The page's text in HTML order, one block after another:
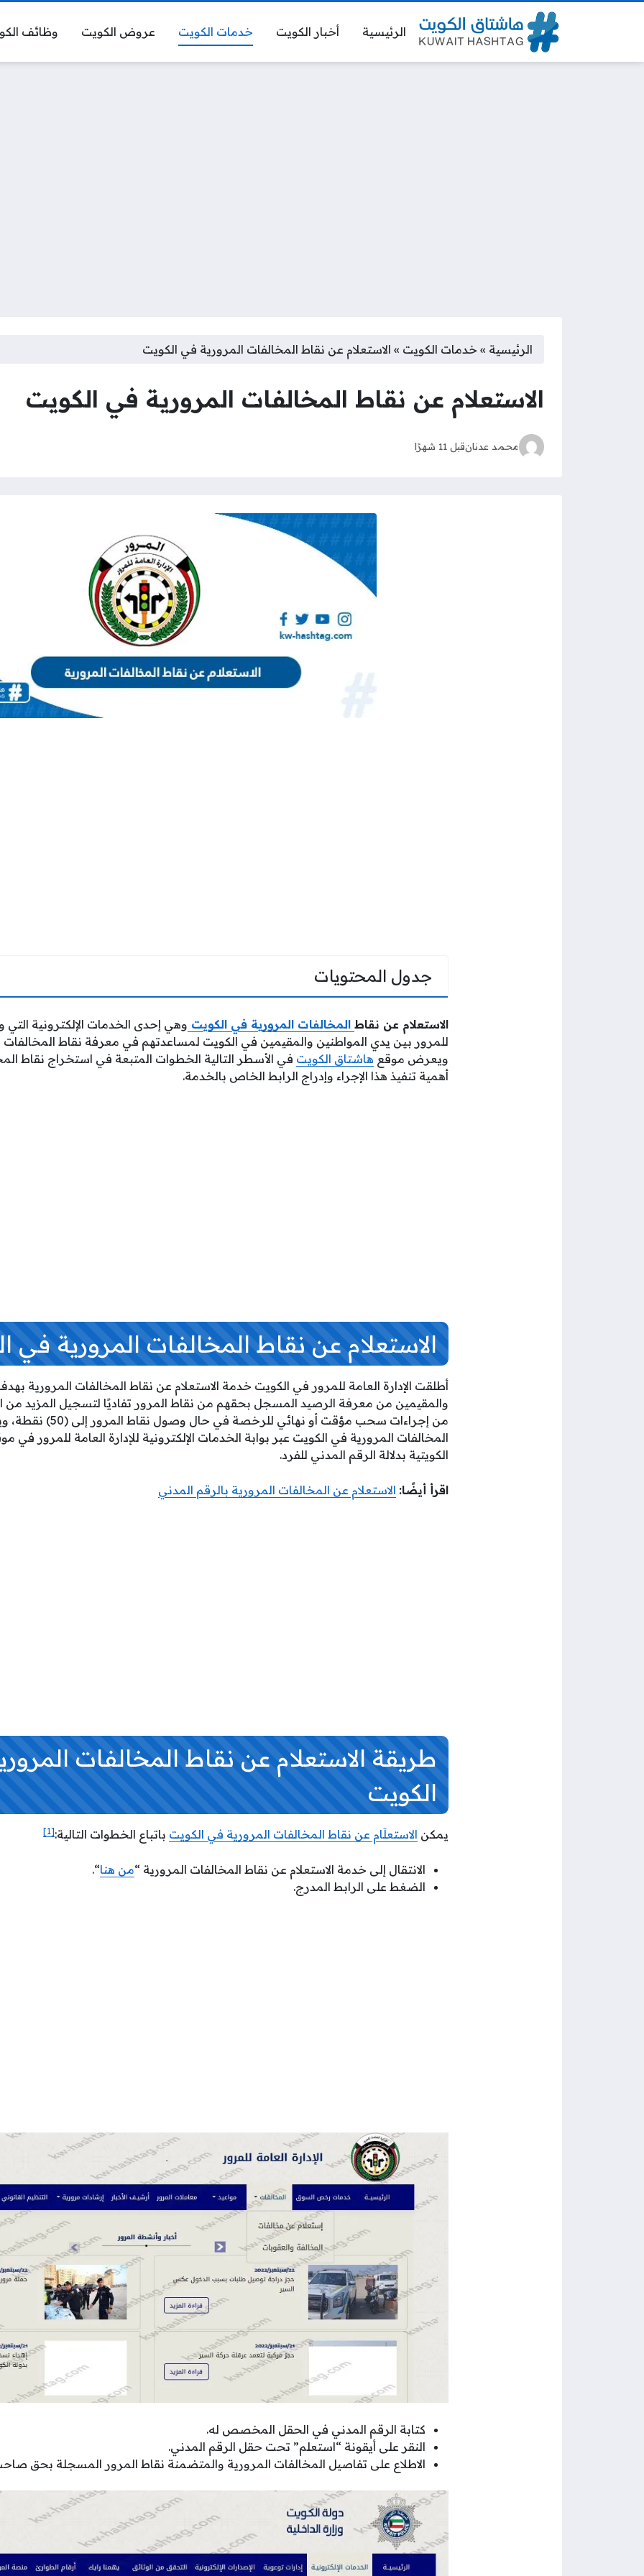
الرئيسية أخبار الكويت خدمات الكويت عروض الكويت وظائف
الرئيسية » خدمات الكويت » الاستعلام عن نقاط المخالفات المرورية في الكويت
الاستعلام عن نقاط المخالفات المرورية في الكويت
محمد عدنانقبل 11 شهرًا
جدول المحتويات
الاستعلام عن نقاط المخالفات المرورية في الكويت وهي إحدى الخدمات الإلكترونية التي
للمرور بين يدي المواطنين والمقيمين في الكويت لمساعدتهم في معرفة نقاط المخالفات
ويعرض موقع هاشتاق الكويت في الأسطر التالية الخطوات المتبعة في استخراج نقاط
أهمية تنفيذ هذا الإجراء وإدراج الرابط الخاص بالخدمة.
الاستعلام عن نقاط المخالفات المرورية في
أطلقت الإدارة العامة للمرور في الكويت خدمة الاستعلام عن نقاط المخالفات المرورية
والمقيمين من معرفة الرصيد المسجل بحقهم من نقاط المرور تفاديًا لتسجيل المزيد من
من إجراءات سحب مؤقت أو نهائي
المخالفات المرورية في الكويت عبر بوابة الخدمات الإلكترونية للإدارة العامة للمرور في
الكويتية بدلالة الرقم المدني للفرد.
اقرأ أيضًا: الاستعلام عن المخالفات المرورية بالرقم المدني
طريقة الاستعلام عن نقاط المخالفات
الكويت
يمكن الاستعلَام عن نقاط المخالفات المرورية في الكويت باتباع الخطوات التالية:[1]
الانتقال إلى خدمة الاستعلام عن نقاط المخالفات المرورية “من هنا“.
الضغط على الرابط المدرج.
كتابة الرقم المدني في الحقل المخصص له.
النقر على أيقونة “استعلم” تحت حقل الرقم المدني.
الاطلاع على تفاصيل المخالفات المرورية والمتضمنة نقاط المرور المسجلة بحق